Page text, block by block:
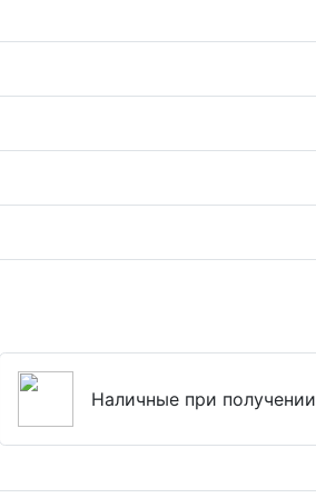
Наличные при получении